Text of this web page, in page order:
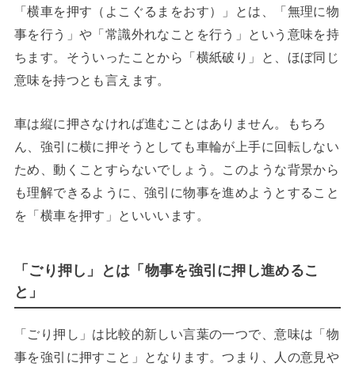
「横車を押す（よこぐるまをおす）」とは、「無理に物
事を行う」や「常識外れなことを行う」という意味を持
ちます。そういったことから「横紙破り」と、ほぼ同じ
意味を持つとも言えます。
車は縦に押さなければ進むことはありません。もちろ
ん、強引に横に押そうとしても車輪が上手に回転しない
ため、動くことすらないでしょう。このような背景から
も理解できるように、強引に物事を進めようとすること
を「横車を押す」といいいます。
「ごり押し」とは「物事を強引に押し進めるこ
と」
「ごり押し」は比較的新しい言葉の一つで、意味は「物
事を強引に押すこと」となります。つまり、人の意見や